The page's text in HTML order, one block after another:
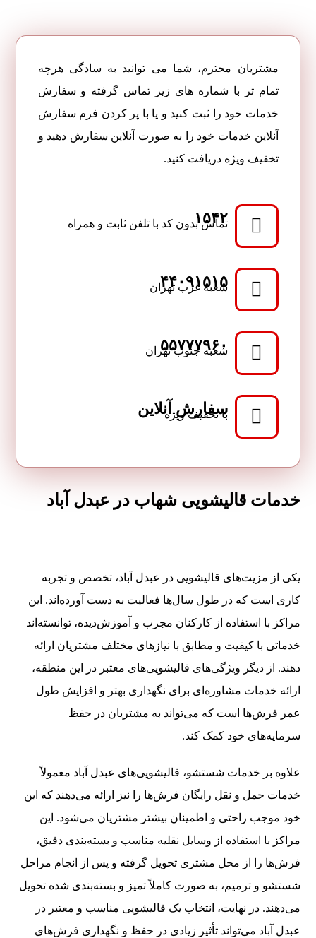
مشتریان محترم، شما می توانید به سادگی هرچه
تمام تر با شماره های زیر تماس گرفته و سفارش
خدمات خود را ثبت کنید و یا با پر کردن فرم سفارش
آنلاین خدمات خود را به صورت آنلاین سفارش دهید و
تخفیف ویژه دریافت کنید.
۱۵۴۲
تماس بدون کد با تلفن ثابت و همراه
۴۴۰۹۱۵۱۵
شعبه غرب تهران
۵۵۷۷۷۹۶۰
شعبه جنوب تهران
سفارش آنلاین
با تخفیف ویژه
خدمات قالیشویی شهاب در عبدل آباد
یکی از مزیت‌های قالیشویی‌ در عبدل آباد، تخصص و تجربه
کاری است که در طول سال‌ها فعالیت به دست آورده‌اند. این
مراکز با استفاده از کارکنان مجرب و آموزش‌دیده، توانسته‌اند
خدماتی با کیفیت و مطابق با نیازهای مختلف مشتریان ارائه
دهند. از دیگر ویژگی‌های قالیشویی‌های معتبر در این منطقه،
ارائه خدمات مشاوره‌ای برای نگهداری بهتر و افزایش طول
عمر فرش‌ها است که می‌تواند به مشتریان در حفظ
سرمایه‌های خود کمک کند.
علاوه بر خدمات شستشو، قالیشویی‌های عبدل آباد معمولاً
خدمات حمل و نقل رایگان فرش‌ها را نیز ارائه می‌دهند که این
خود موجب راحتی و اطمینان بیشتر مشتریان می‌شود. این
مراکز با استفاده از وسایل نقلیه مناسب و بسته‌بندی دقیق،
فرش‌ها را از محل مشتری تحویل گرفته و پس از انجام مراحل
شستشو و ترمیم، به صورت کاملاً تمیز و بسته‌بندی شده تحویل
می‌دهند. در نهایت، انتخاب یک قالیشویی مناسب و معتبر در
عبدل آباد می‌تواند تأثیر زیادی در حفظ و نگهداری فرش‌های